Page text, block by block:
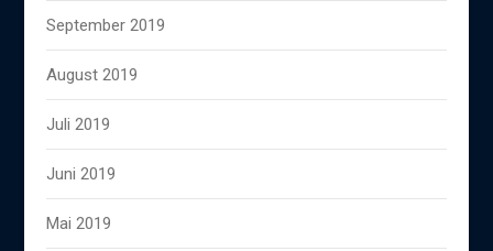
September 2019
August 2019
Juli 2019
Juni 2019
Mai 2019